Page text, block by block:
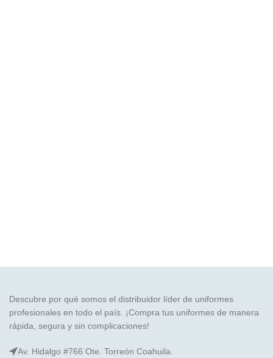
Descubre por qué somos el distribuidor líder de uniformes
profesionales en todo el país. ¡Compra tus uniformes de manera
rápida, segura y sin complicaciones!
Av. Hidalgo #766 Ote. Torreón Coahuila.